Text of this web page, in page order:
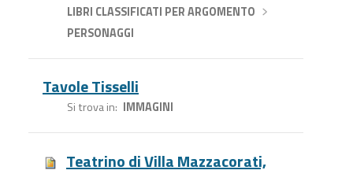
LIBRI CLASSIFICATI PER ARGOMENTO
PERSONAGGI
Tavole Tisselli
Si trova in IMMAGINI
Teatrino di Villa Mazzacorati,